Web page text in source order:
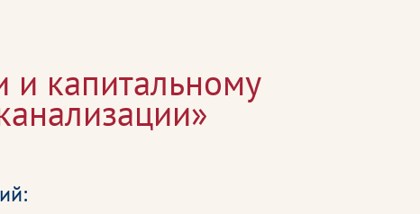
и капитальному